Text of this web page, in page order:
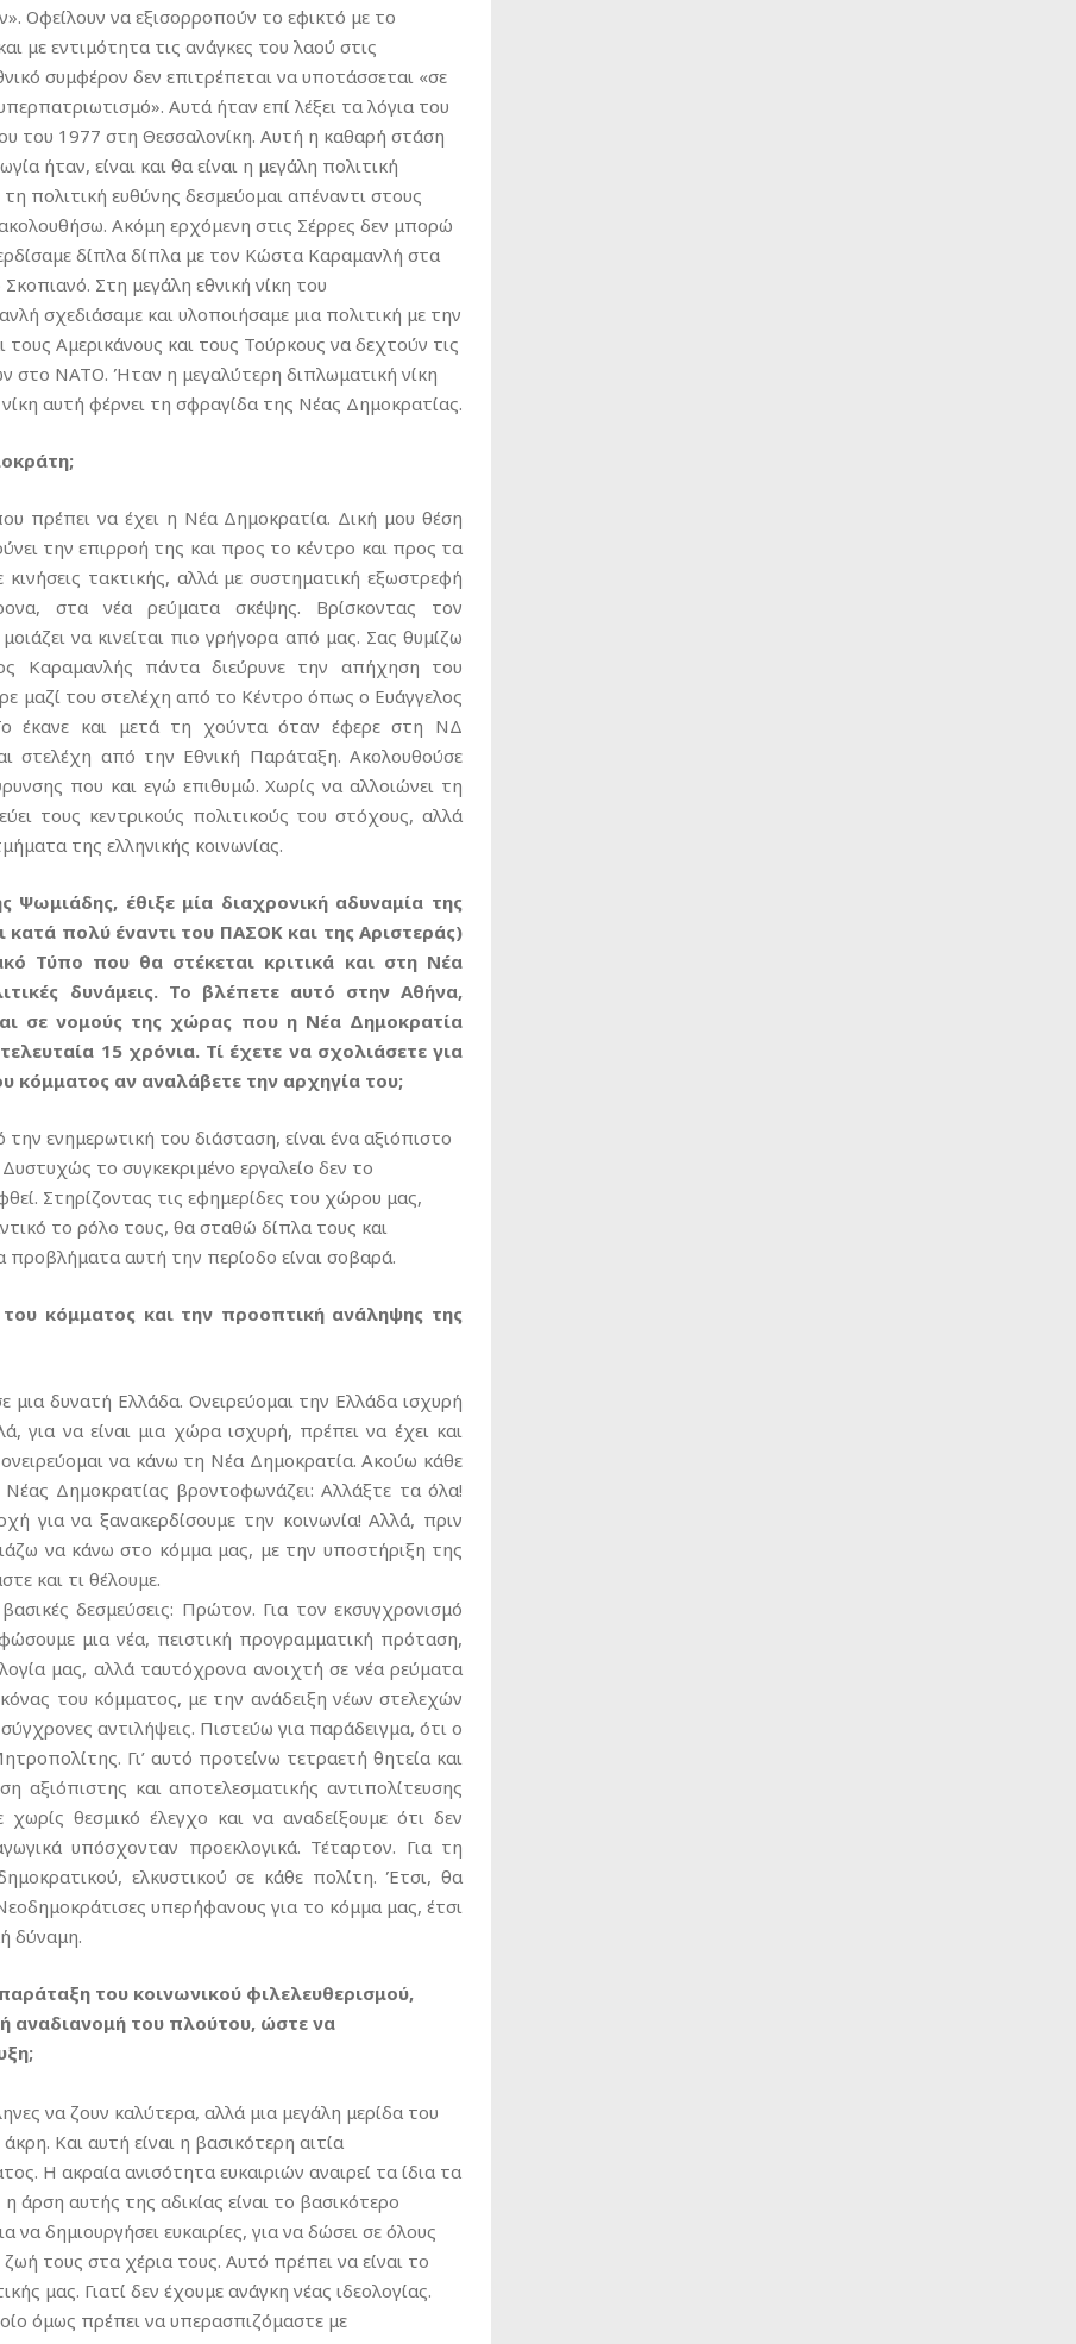
Οφείλουν να εξισορροπούν το εφικτό με το
με εντιμότητα τις ανάγκες του λαού στις
συμφέρον δεν επιτρέπεται να υποτάσσεται «σε
Αυτά ήταν επί λέξει τα λόγια του
του 1977 στη Θεσσαλονίκη. Αυτή η καθαρή στάση
ήταν, είναι και θα είναι η μεγάλη πολιτική
πολιτική ευθύνης δεσμεύομαι απέναντι στους
Ακόμη ερχόμενη στις Σέρρες δεν μπορώ
δίπλα δίπλα με τον Κώστα Καραμανλή στα
Στη μεγάλη εθνική νίκη του
σχεδιάσαμε και υλοποιήσαμε μια πολιτική με την
Αμερικάνους και τους Τούρκους να δεχτούν τις
στο ΝΑΤΟ. Ήταν η μεγαλύτερη διπλωματική νίκη
αυτή φέρνει τη σφραγίδα της Νέας Δημοκρατίας.
πρέπει να έχει η Νέα Δημοκρατία. Δική μου θέση
την επιρροή της και προς το κέντρο και προς τα
κινήσεις τακτικής, αλλά με συστηματική εξωστρεφή
στα νέα ρεύματα σκέψης. Βρίσκοντας τον
να κινείται πιο γρήγορα από μας. Σας θυμίζω
Καραμανλής πάντα διεύρυνε την απήχηση του
μαζί του στελέχη από το Κέντρο όπως ο Ευάγγελος
έκανε και μετά τη χούντα όταν έφερε στη ΝΔ
στελέχη από την Εθνική Παράταξη. Ακολουθούσε
που και εγώ επιθυμώ. Χωρίς να αλλοιώνει τη
τους κεντρικούς πολιτικούς του στόχους, αλλά
της ελληνικής κοινωνίας.
έθιξε μία διαχρονική αδυναμία της
πολύ έναντι του ΠΑΣΟΚ και της Αριστεράς)
Τύπο που θα στέκεται κριτικά και στη Νέα
δυνάμεις. Το βλέπετε αυτό στην Αθήνα,
σε νομούς της χώρας που η Νέα Δημοκρατία
15 χρόνια. Τί έχετε να σχολιάσετε για
κόμματος αν αναλάβετε την αρχηγία του;
ενημερωτική του διάσταση, είναι ένα αξιόπιστο
το συγκεκριμένο εργαλείο δεν το
Στηρίζοντας τις εφημερίδες του χώρου μας,
το ρόλο τους, θα σταθώ δίπλα τους και
προβλήματα αυτή την περίοδο είναι σοβαρά.
κόμματος και την προοπτική ανάληψης της
μια δυνατή Ελλάδα. Ονειρεύομαι την Ελλάδα ισχυρή
για να είναι μια χώρα ισχυρή, πρέπει να έχει και
να κάνω τη Νέα Δημοκρατία. Ακούω κάθε
Δημοκρατίας βροντοφωνάζει: Αλλάξτε τα όλα!
για να ξανακερδίσουμε την κοινωνία! Αλλά, πριν
να κάνω στο κόμμα μας, με την υποστήριξη της
και τι θέλουμε.
δεσμεύσεις: Πρώτον. Για τον εκσυγχρονισμό
μια νέα, πειστική προγραμματική πρόταση,
μας, αλλά ταυτόχρονα ανοιχτή σε νέα ρεύματα
του κόμματος, με την ανάδειξη νέων στελεχών
αντιλήψεις. Πιστεύω για παράδειγμα, ότι ο
Γι’ αυτό προτείνω τετραετή θητεία και
αξιόπιστης και αποτελεσματικής αντιπολίτευσης
θεσμικό έλεγχο και να αναδείξουμε ότι δεν
υπόσχονταν προεκλογικά. Τέταρτον. Για τη
ελκυστικού σε κάθε πολίτη. Έτσι, θα
υπερήφανους για το κόμμα μας, έτσι
δύναμη.
του κοινωνικού φιλελευθερισμού,
αναδιανομή του πλούτου, ώστε να
να ζουν καλύτερα, αλλά μια μεγάλη μερίδα του
Και αυτή είναι η βασικότερη αιτία
Η ακραία ανισότητα ευκαιριών αναιρεί τα ίδια τα
άρση αυτής της αδικίας είναι το βασικότερο
να δημιουργήσει ευκαιρίες, για να δώσει σε όλους
τους στα χέρια τους. Αυτό πρέπει να είναι το
μας. Γιατί δεν έχουμε ανάγκη νέας ιδεολογίας.
όμως πρέπει να υπερασπιζόμαστε με